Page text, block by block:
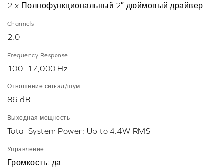
2 x Полнофункциональный 2″ дюймовый драйвер
Channels
2.0
Frequency Response
100–17,000 Hz
Отношение сигнал/шум
86 dB
Выходная мощность
Total System Power: Up to 4.4W RMS
Управление
Громкость: да